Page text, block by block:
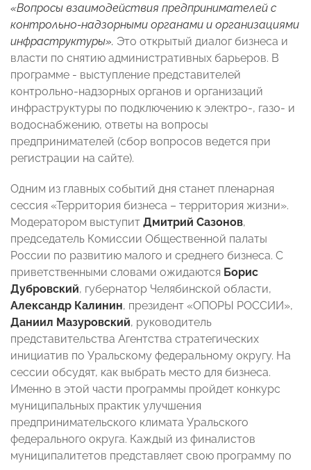
«Вопросы взаимодействия предпринимателей с
контрольно-надзорными органами и организациями
инфраструктуры». Это открытый диалог бизнеса и
власти по снятию административных барьеров. В
программе - выступление представителей
контрольно-надзорных органов и организаций
инфраструктуры по подключению к электро-, газо- и
водоснабжению, ответы на вопросы
предпринимателей (сбор вопросов ведется при
регистрации на сайте).
Одним из главных событий дня станет пленарная
сессия «Территория бизнеса – территория жизни».
Модератором выступит Дмитрий Сазонов,
председатель Комиссии Общественной палаты
России по развитию малого и среднего бизнеса. С
приветственными словами ожидаются Борис
Дубровский, губернатор Челябинской области,
Александр Калинин, президент «ОПОРЫ РОССИИ»,
Даниил Мазуровский, руководитель
представительства Агентства стратегических
инициатив по Уральскому федеральному округу. На
сессии обсудят, как выбрать место для бизнеса.
Именно в этой части программы пройдет конкурс
муниципальных практик улучшения
предпринимательского климата Уральского
федерального округа. Каждый из финалистов
муниципалитетов представляет свою программу по